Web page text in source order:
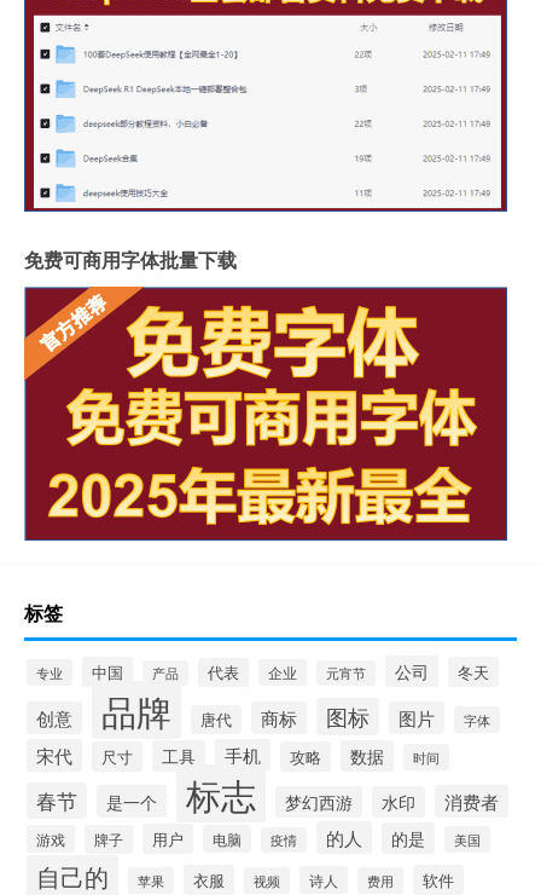
免费可商用字体批量下载
标签
专业 中国 产品 代表 企业 元宵节 公司 冬天
创意 品牌 唐代 商标 图标 图片 字体
宋代 尺寸 工具 手机 攻略 数据 时间
春节 是一个 标志 梦幻西游 水印 消费者
游戏 牌子 用户 电脑 疫情 的人 的是 美国
自己的 苹果 衣服 视频 诗人 费用 软件